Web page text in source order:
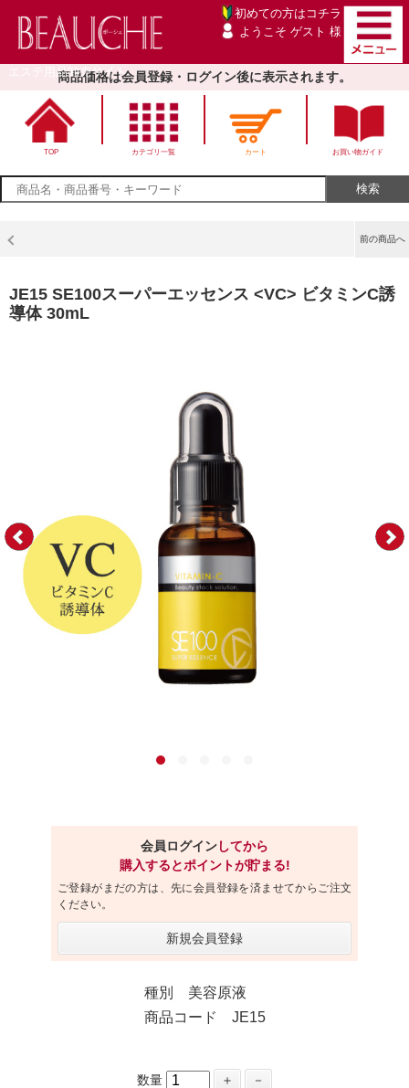
エステ用品卸売サイト
初めての方は コチラ
ようこそ ゲスト 様
商品価格は会員登録・ログイン後に表示されます。
TOP カテゴリ一覧 カート お買い物ガイド
前の商品へ
JE15 SE100スーパーエッセンス <VC> ビタミンC誘
導体 30mL
会員ログインしてから
購入するとポイントが貯まる!
ご登録がまだの方は、先に会員登録を済ませてからご注文
ください。
新規会員登録
種別 美容原液
商品コード JE15
数量 ＋ －